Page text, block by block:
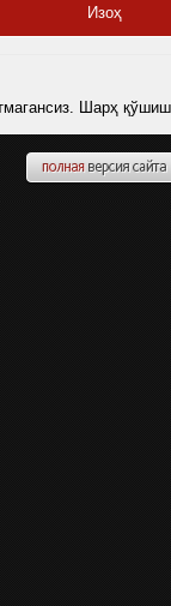
Изоҳ
Шарҳ қўшиш